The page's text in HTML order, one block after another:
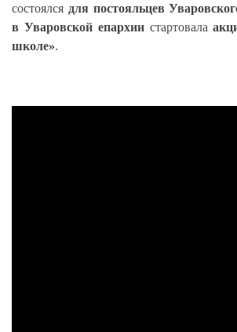
состоялся для постояльцев
в Уваровской епархии стартовала
школе».